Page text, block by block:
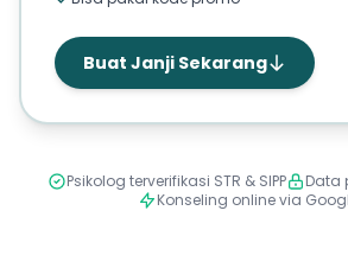
Buat Janji Sekarang
Psikolog terverifikasi STR & SIPP
Data
Konseling online via